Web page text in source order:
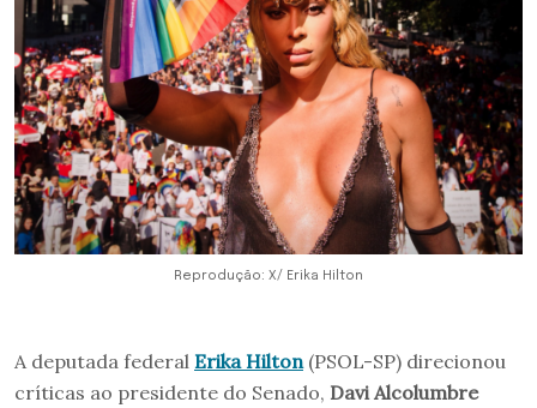
Reprodução: X/ Erika Hilton
A deputada federal Erika Hilton (PSOL-SP) direcionou
críticas ao presidente do Senado, Davi Alcolumbre